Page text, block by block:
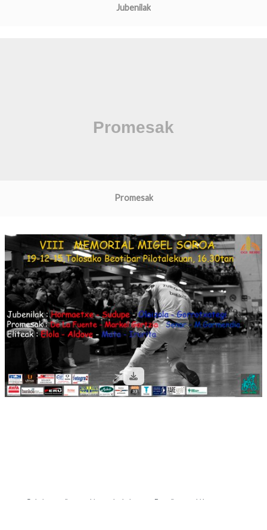
Jubenilak
Promesak
Galeria pantaila-argazkien aurka babestuta: Pantaila-argazki bat ateratzen